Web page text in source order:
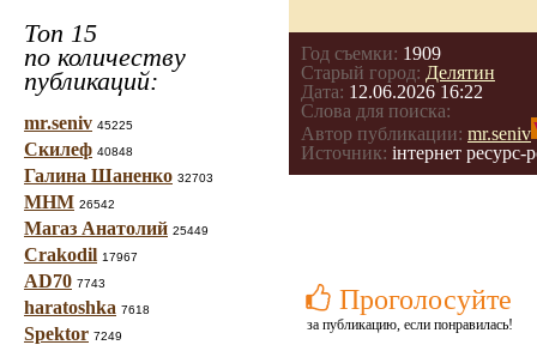
Топ 15
по количеству
публикаций:
mr.seniv 45225
Скилеф 40848
Галина Шаненко 32703
МНМ 26542
Магаз Анатолий 25449
Crakodil 17967
AD70 7743
haratoshka 7618
Spektor 7249
Год съемки: 1909
Старый город: Делятин
Дата: 12.06.2026 16:22
Слова для поиска:
Автор публикации: mr.seniv
Источник: інтернет ресурс-
Проголосуйте
за публикацию, если понравилась!